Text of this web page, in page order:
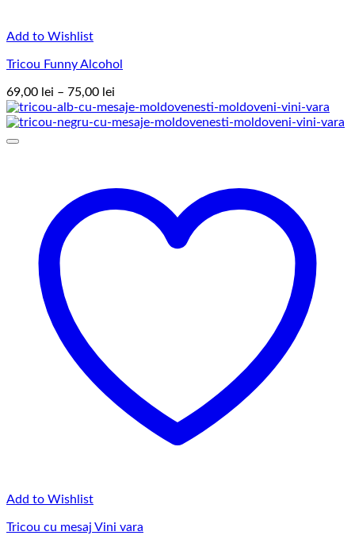
Add to Wishlist
Tricou Funny Alcohol
69,00 lei – 75,00 lei
de
prețuri:
Add to Wishlist
Tricou cu mesaj Vini vara